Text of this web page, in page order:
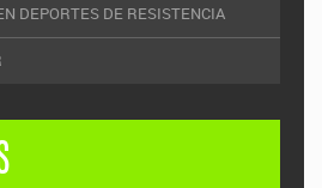
DEPORTES DE RESISTENCIA